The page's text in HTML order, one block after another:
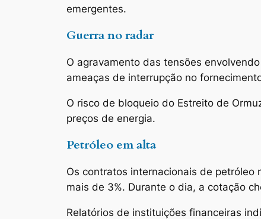
emergentes.
Guerra no radar
O agravamento das tensões
ameaças de interrupção no
O risco de bloqueio do Estreito de
preços de energia.
Petróleo em alta
Os contratos internacionais de
mais de 3%. Durante o dia, a cotação
Relatórios de instituições financeiras